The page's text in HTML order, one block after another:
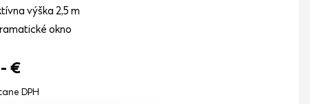
výška 2,5 m
okno
€
DPH